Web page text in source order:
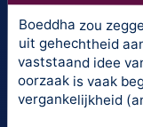
Boeddha zou
uit gehechtheid
vaststaand idee
oorzaak is vaak
vergankelijkheid